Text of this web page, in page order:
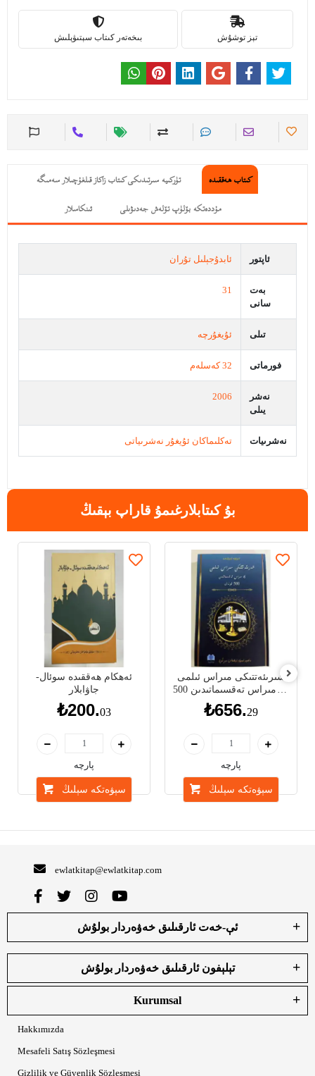
تېز توشۇش بىخەتەر كىتاب سېتىۋېلىش
كىتاب ھەققىدە تۈركىيە سىرتىدىكى كىتاب زاكاز قىلغۇچىلار سەمىگە
مۇددەتكە بۆلۈپ تۆلەش جەدىۋىلى ئىنكاسلار
ئاپتور ئابدۇجېلىل تۇران
بەت
سانى
31
تىلى ئۇيغۇرچە
فورماتى 32 كەسلەم
نەشر
يىلى
2006
نەشرىيات تەكلىماكان ئۇيغۇر نەشرىياتى
بۇ كىتابلارغىمۇ قاراپ بېقىڭ
ئەھكام ھەققىدە سوئال-
جاۋابلار
₺200.03
پارچە
سېۋەتكە سېلىڭ
شىرىئەتتىكى مىراس ئىلمى
ۋە مىراس تەقسىماتىدىن 500
ئۆرنەك
₺656.29
پارچە
سېۋەتكە سېلىڭ
ewlatkitap@ewlatkitap.com
ئې-خەت ئارقىلىق خەۋەردار بولۇش
تېلېفون ئارقىلىق خەۋەردار بولۇش
Kurumsal
Hakkımızda
Mesafeli Satış Sözleşmesi
Gizlilik ve Güvenlik Sözleşmesi